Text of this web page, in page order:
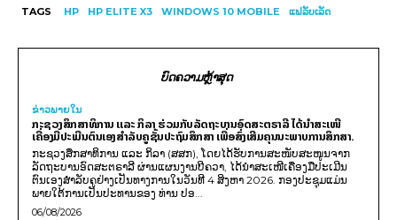
TAGS HP HP ELITE X3 WINDOWS 10 MOBILE ແຟລັບເລັດ
ບົດຄວາມຫຼ້າສຸດ
ຂ່າວພາຍ​ໃນ
ກະຊວງສຶກສາທິການ ແລະ ກິລາ ຮ່ວມກັບລັດຖະບານອົດສະຕຣາລີ ໄດ້ນຳສະເໜີ
ເຄື່ອງມືປະເມີນຕົນເອງສຳລັບຄູຊັ້ນປະຖົມສຶກສາ ເພື່ອສົ່ງເສີມຄຸນນະພາບການສຶກສາ.
ກະຊວງສຶກສາທິການ ແລະ ກິລາ (ສສກ), ໂດຍໄດ້ຮັບການສະໜັບສະໜູນຈາກ
ລັດຖະບານອົດສະຕຣາລີ ຜ່ານແຜນງານບີຄວາ, ໄດ້ນຳສະເໜີເຄື່ອງມືປະເມີນ
ຕົນເອງສຳລັບຄູຢ່າງເປັນທາງການໃນວັນທີ 4 ສິງຫາ 2026. ກອງປະຊຸມແມ່ນ
ພາຍໃຕ້ການເປັນປະທານຂອງ ທ່ານ ປອ...
06/08/2026